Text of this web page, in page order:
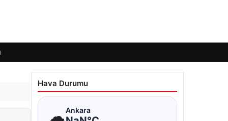
Hava Durumu
☁Ankara